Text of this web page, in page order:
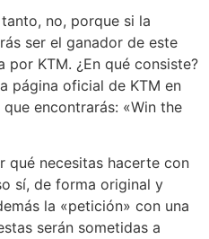
no, porque si la
ser el ganador de este
KTM. ¿En qué consiste?
página oficial de KTM en
encontrarás: «Win the
qué necesitas hacerte con
sí, de forma original y
la «petición» con una
serán sometidas a